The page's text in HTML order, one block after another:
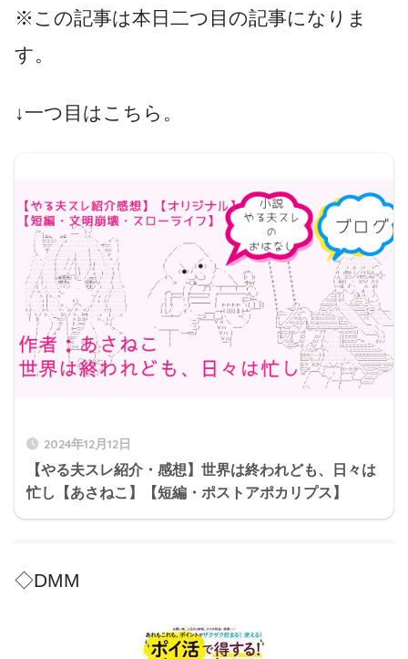
※この記事は本日二つ目の記事になりま
す。
↓一つ目はこちら。
2024年12月12日
【やる夫スレ紹介・感想】世界は終われども、日々は
忙し【あさねこ】【短編・ポストアポカリプス】
◇DMM